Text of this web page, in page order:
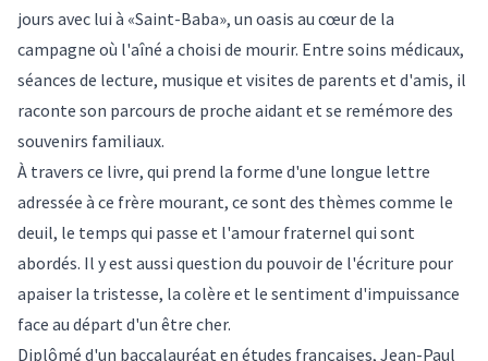
jours avec lui à «Saint-Baba», un oasis au cœur de la
campagne où l'aîné a choisi de mourir. Entre soins médicaux,
séances de lecture, musique et visites de parents et d'amis, il
raconte son parcours de proche aidant et se remémore des
souvenirs familiaux.
À travers ce livre, qui prend la forme d'une longue lettre
adressée à ce frère mourant, ce sont des thèmes comme le
deuil, le temps qui passe et l'amour fraternel qui sont
abordés. Il y est aussi question du pouvoir de l'écriture pour
apaiser la tristesse, la colère et le sentiment d'impuissance
face au départ d'un être cher.
Diplômé d'un baccalauréat en études françaises, Jean-Paul